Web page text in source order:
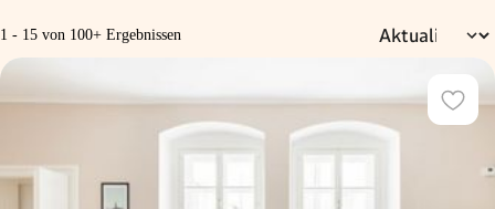
1 - 15 von 100+ Ergebnissen